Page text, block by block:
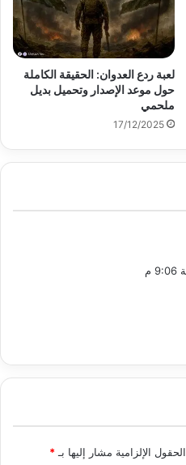
لعبة ردع العدوان: الحقيقة الكاملة
حول موعد الإصدار وتحميل بديل
ملحمي
17/12/2025
الحقول الإلزامية مشار إليها بـ *